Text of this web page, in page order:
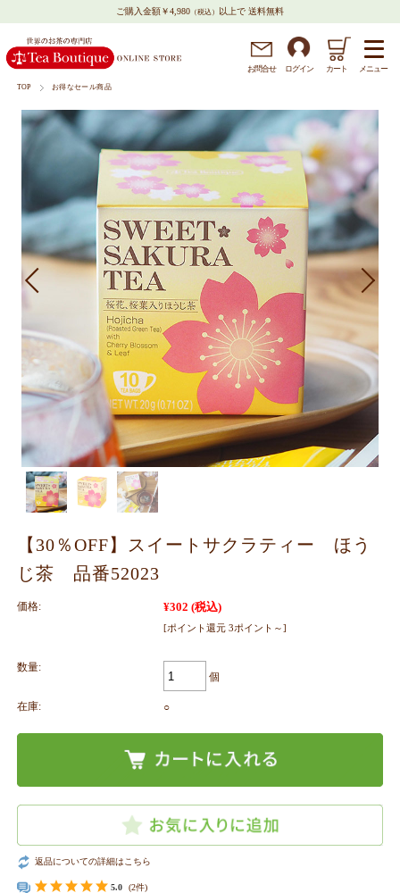
ご購入金額￥4,980 （税込） 以上で 送料無料
お問合せ ログイン カート メニュー
TOP お得なセール商品
【30％OFF】スイートサクラティー ほう
じ茶 品番52023
価格: ¥302 (税込)
[ポイント還元 3ポイント～]
数量:
個
在庫: ○
返品についての詳細はこちら
5.0 (2件)